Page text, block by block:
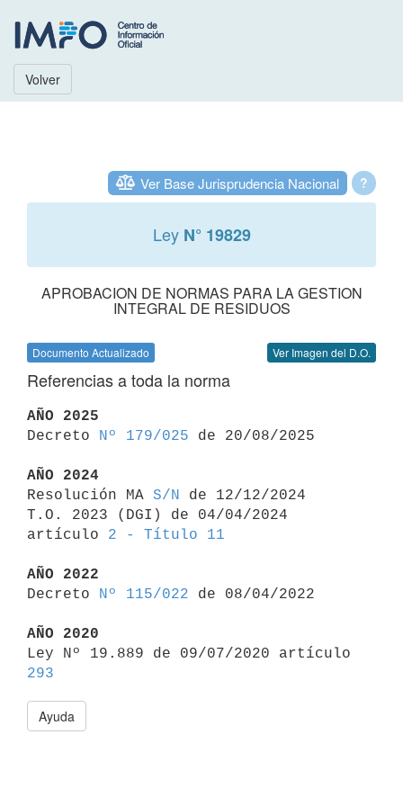
Volver
?
Ver Base Jurisprudencia Nacional
Ley N° 19829
APROBACION DE NORMAS PARA LA GESTION
INTEGRAL DE RESIDUOS
Documento Actualizado Ver Imagen del D.O.
Referencias a toda la norma
AÑO 2025
Decreto
Nº 179/025 de 20/08/2025
AÑO 2024
Resolución MA S/N
de 12/12/2024
T.O. 2023 (DGI) de 04/04/2024
artículo 2 - Título 11
AÑO 2022
Decreto
Nº 115/022 de 08/04/2022
AÑO 2020
293
Ayuda